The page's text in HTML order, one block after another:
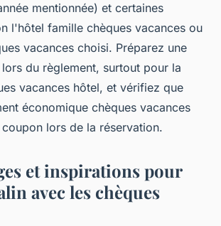
mentionnée) et certaines
l'hôtel famille chèques vacances ou
vacances choisi. Préparez une
lors du règlement, surtout pour la
vacances hôtel, et vérifiez que
économique chèques vacances
lors de la réservation.
et inspirations pour
avec les chèques